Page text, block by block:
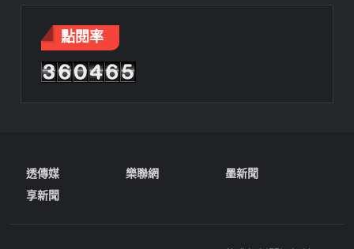
點閱率
透傳媒 樂聯網
墨新聞
享新聞